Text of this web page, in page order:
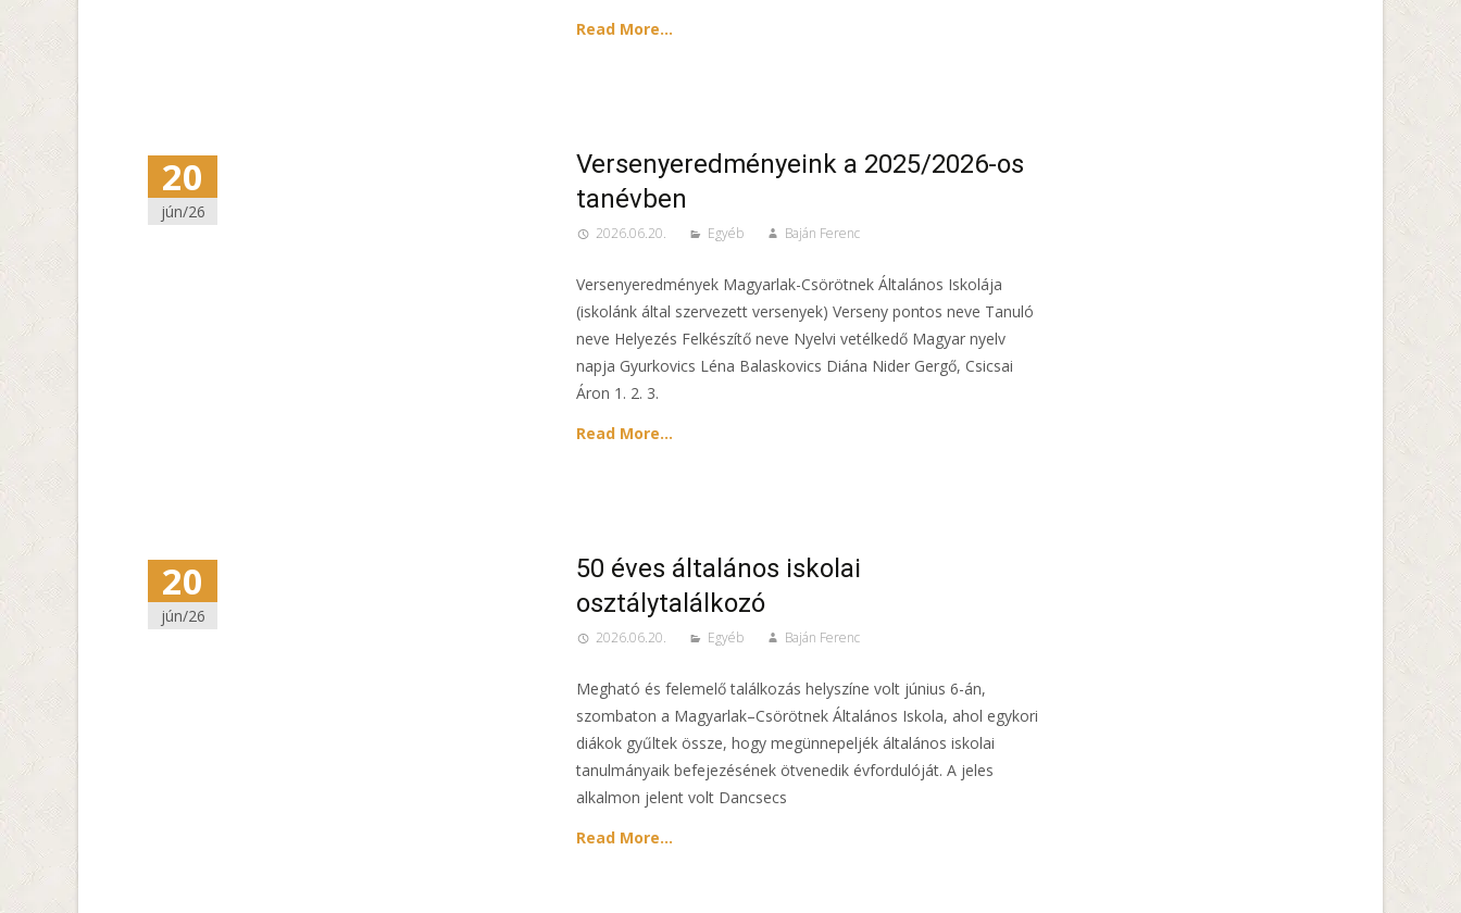
Read More…
20
jún/26
Versenyeredményeink a 2025/2026-os
tanévben
2026.06.20. Egyéb Baján Ferenc
Versenyeredmények Magyarlak-Csörötnek Általános Iskolája
(iskolánk által szervezett versenyek) Verseny pontos neve Tanuló
neve Helyezés Felkészítő neve Nyelvi vetélkedő Magyar nyelv
napja Gyurkovics Léna Balaskovics Diána Nider Gergő, Csicsai
Áron 1. 2. 3.
Read More…
20
jún/26
50 éves általános iskolai
osztálytalálkozó
2026.06.20. Egyéb Baján Ferenc
Megható és felemelő találkozás helyszíne volt június 6-án,
szombaton a Magyarlak–Csörötnek Általános Iskola, ahol egykori
diákok gyűltek össze, hogy megünnepeljék általános iskolai
tanulmányaik befejezésének ötvenedik évfordulóját. A jeles
alkalmon jelent volt Dancsecs
Read More…